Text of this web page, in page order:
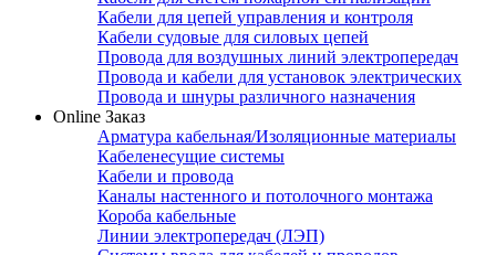
Кабели для цепей управления и контроля
Кабели судовые для силовых цепей
Провода для воздушных линий электропередач
Провода и кабели для установок электрических
Провода и шнуры различного назначения
Online Заказ
Арматура кабельная/Изоляционные материалы
Кабеленесущие системы
Кабели и провода
Каналы настенного и потолочного монтажа
Короба кабельные
Линии электропередач (ЛЭП)